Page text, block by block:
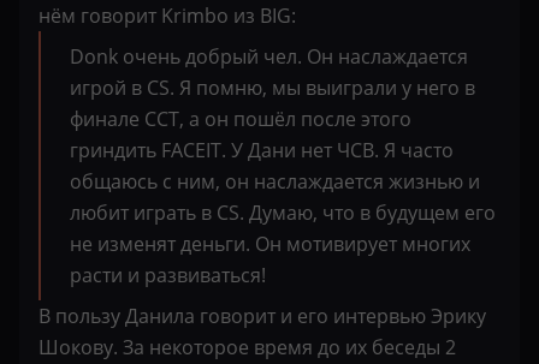
нём говорит Krimbo из BIG:
Donk очень добрый чел. Он наслаждается
игрой в CS. Я помню, мы выиграли у него в
финале ССT, а он пошёл после этого
гриндить FACEIT. У Дани нет ЧСВ. Я часто
общаюсь с ним, он наслаждается жизнью и
любит играть в CS. Думаю, что в будущем его
не изменят деньги. Он мотивирует многих
расти и развиваться!
В пользу Данила говорит и его интервью Эрику
Шокову. За некоторое время до их беседы 2